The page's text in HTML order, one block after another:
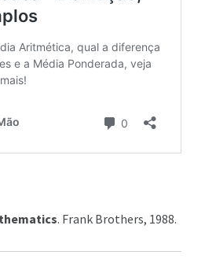
. Frank Brothers, 1988.